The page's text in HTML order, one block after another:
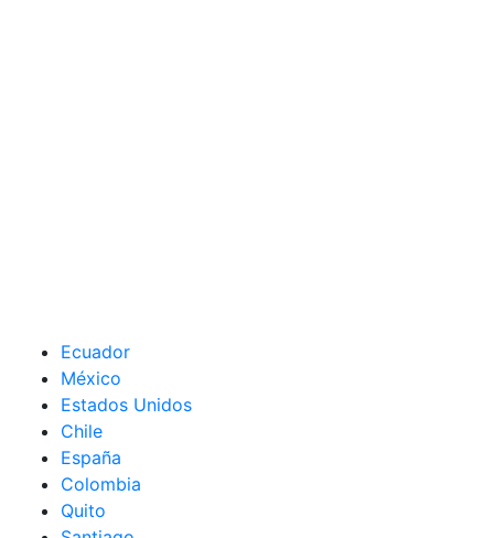
Ecuador
México
Estados Unidos
Chile
España
Colombia
Quito